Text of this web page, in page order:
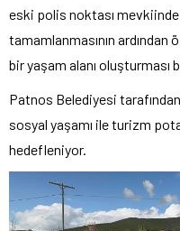
eski polis noktası
tamamlanmasının
bir yaşam alanı oluşturması
Patnos Belediyesi
sosyal yaşamı ile turizm
hedefleniyor.